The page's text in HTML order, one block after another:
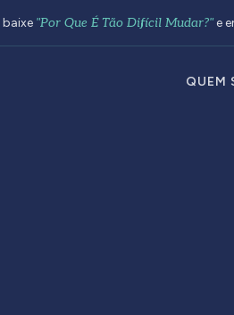
QUEM
baixe "Por Que É Tão Difícil Mudar?"e